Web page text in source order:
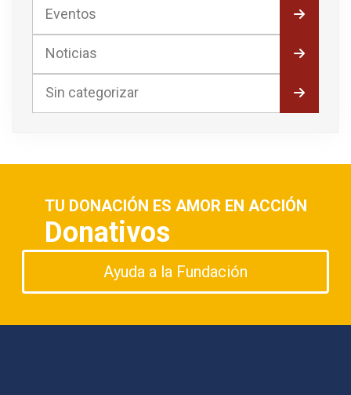
Eventos
Noticias
Sin categorizar
TU DONACIÓN ES AMOR EN ACCIÓN
Donativos
Ayuda a la Fundación